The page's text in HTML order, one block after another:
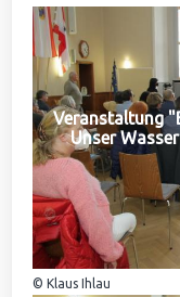
Veranstaltung
Unser
© Klaus Ihlau